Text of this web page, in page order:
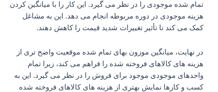
تمام شده موجودی را در نظر می گیرد. این کار را با میانگین کردن
هزینه موجودی در دوره مربوطه انجام می دهد. این به مشاغل
کمک می کند تا تأثیر تغییرات شدید قیمت را کاهش دهند.
در نهایت، میانگین موزون بهای تمام شده موقعیت واضح تری از
هزینه های کالاهای فروخته شده را فراهم می کند، زیرا تمام
واحدهای موجودی موجود برای فروش را در نظر می گیرد. این به
کسب و کارها نمایش بهتری از هزینه های کالاهای فروخته شده